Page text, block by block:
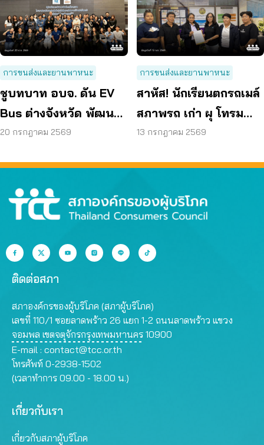
การขนส่งและยานพาหนะ
ชูบทบาท อบจ. ดัน EV
Bus ต่างจังหวัด พัฒนา
ขนส่งสาธารณะไร้รอย
20 กรกฎาคม 2569
การขนส่งและยานพาหนะ
สาหัส! นักเรียนตกรถเมล์
สภาพรถ เก่า ผุ โทรม
ถามหามาตรฐานรถ
13 กรกฎาคม 2569
ติดต่อสภา
สภาองค์กรของผู้บริโภค (สภาผู้บริโภค)
เลขที่ 110/1 ซอยลาดพร้าว 26 แยก 1-2 ถนนลาดพร้าว แขวง
จอมพล เขตจตุจักรกรุงเทพมหานคร 10900
E-mail : contact@tcc.or.th
โทรศัพท์ 0-2938-1502
(เวลาทำการ 09.00 - 18.00 น.)
เกี่ยวกับเรา
เกี่ยวกับสภาผู้บริโภค